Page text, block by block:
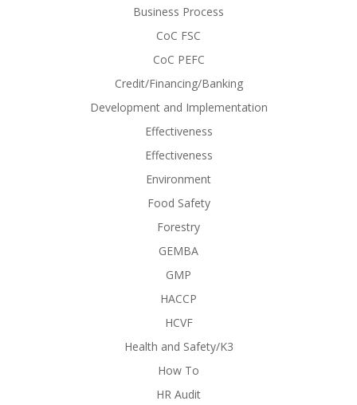
Business Process
CoC FSC
CoC PEFC
Credit/Financing/Banking
Development and Implementation
Effectiveness
Effectiveness
Environment
Food Safety
Forestry
GEMBA
GMP
HACCP
HCVF
Health and Safety/K3
How To
HR Audit